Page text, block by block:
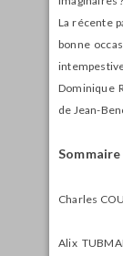
La récente
bonne
Dominique
de Jean-
Sommaire
Charles
Alix